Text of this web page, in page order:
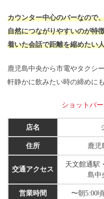
カウンター中心のバーなので
自然につながりやすいのが特
着いた会話で距離を縮めたい
鹿児島中央から市電やタクシ
軒静かに飲みたい時の締めに
ショットバ
店名
住所 鹿児
交通アクセス
天文館通駅
島中
営業時間 〜朝5:00